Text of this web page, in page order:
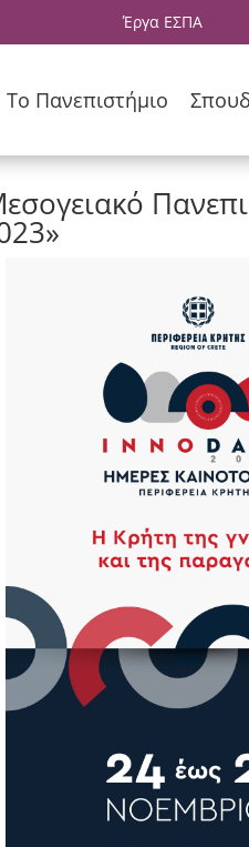
Έργα ΕΣΠΑ
Το Πανεπιστήμιο